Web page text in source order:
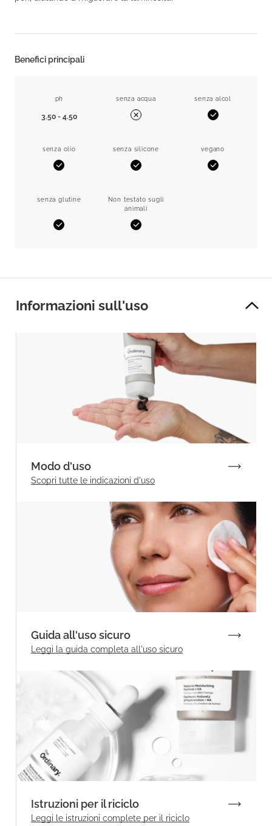
Benefici principali
ph
3.50 - 4.50
senza acqua
No
senza alcol
Sì
senza olio
Sì
senza silicone
Sì
vegano
Sì
senza glutine
Sì
Non testato sugli
animali
Sì
Informazioni sull'uso
Modo d'uso
Scopri tutte le indicazioni d'uso
Guida all'uso sicuro
Leggi la guida completa all'uso sicuro
Istruzioni per il riciclo
Leggi le istruzioni complete per il riciclo